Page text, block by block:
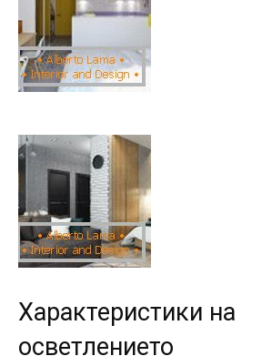
Характеристики на
осветлението